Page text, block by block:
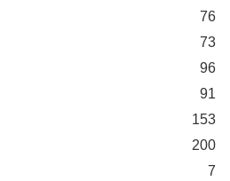
76
73
96
91
153
200
7